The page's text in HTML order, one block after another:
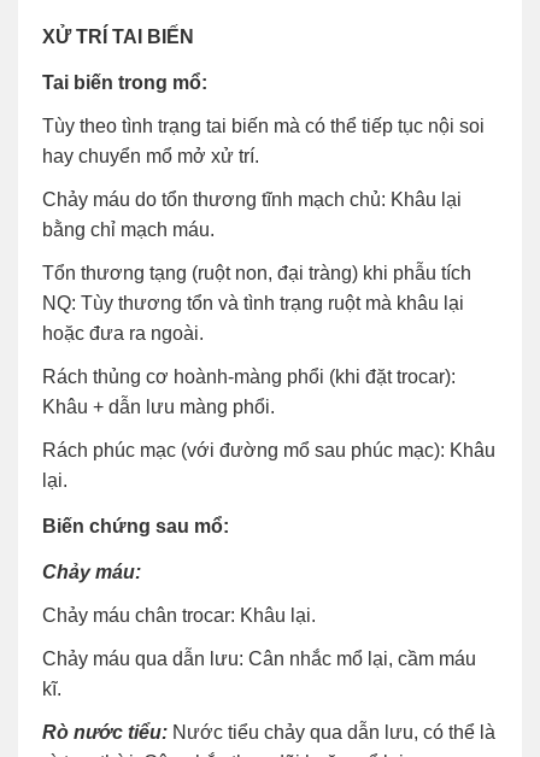
XỬ TRÍ TAI BIẾN
Tai biến trong mổ:
Tùy theo tình trạng tai biến mà có thể tiếp tục nội soi
hay chuyển mổ mở xử trí.
Chảy máu do tổn thương tĩnh mạch chủ: Khâu lại
bằng chỉ mạch máu.
Tổn thương tạng (ruột non, đại tràng) khi phẫu tích
NQ: Tùy thương tổn và tình trạng ruột mà khâu lại
hoặc đưa ra ngoài.
Rách thủng cơ hoành-màng phổi (khi đặt trocar):
Khâu + dẫn lưu màng phổi.
Rách phúc mạc (với đường mổ sau phúc mạc): Khâu
lại.
Biến chứng sau mổ:
Chảy máu:
Chảy máu chân trocar: Khâu lại.
Chảy máu qua dẫn lưu: Cân nhắc mổ lại, cầm máu
kĩ.
Rò nước tiểu: Nước tiểu chảy qua dẫn lưu, có thể là